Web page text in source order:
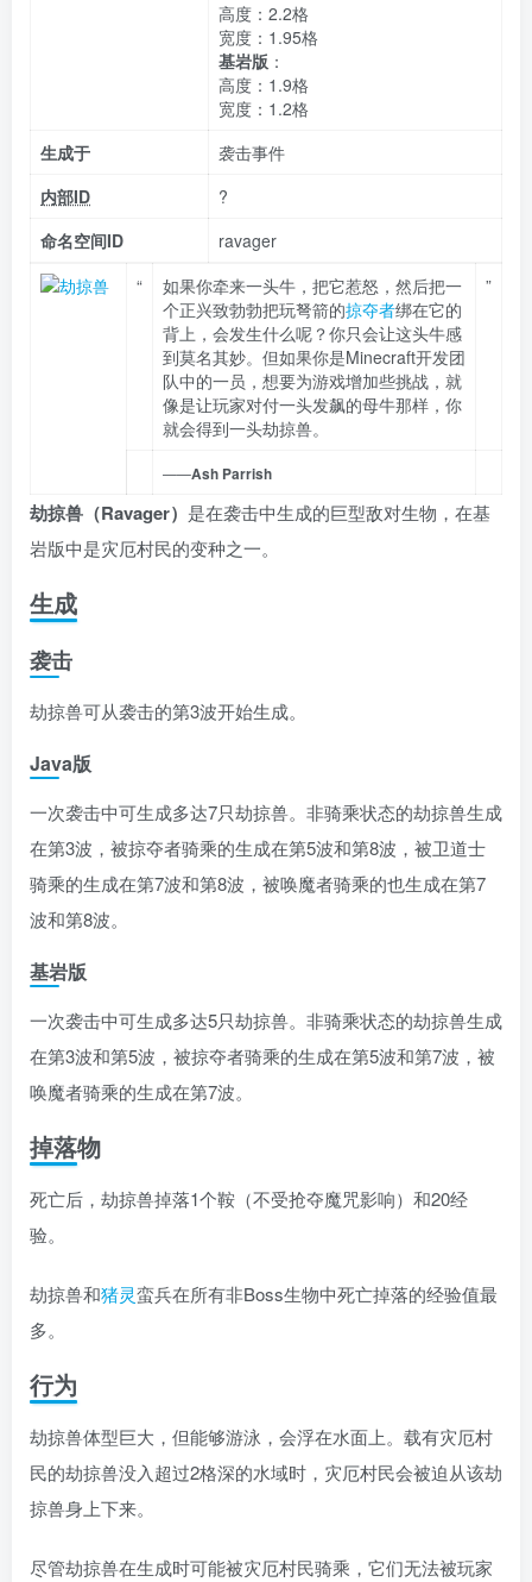
高度：2.2格
宽度：1.95格
基岩版 ：
高度：1.9格
宽度：1.2格
生成于
袭击事件
内部ID
?
命名空间ID
ravager
“
如果你牵来一头牛，把它惹怒，然后把一
个正兴致勃勃把玩弩箭的掠夺者绑在它的
背上，会发生什么呢？你只会让这头牛感
到莫名其妙。但如果你是Minecraft开发团
队中的一员，想要为游戏增加些挑战，就
像是让玩家对付一头发飙的母牛那样，你
就会得到一头劫掠兽。
”
——Ash Parrish
劫掠兽（Ravager） 是在袭击中生成的巨型敌对生物，在基
岩版中是灾厄村民的变种之一。
生成
袭击
劫掠兽可从袭击的第3波开始生成。
Java版
一次袭击中可生成多达7只劫掠兽。非骑乘状态的劫掠兽生成
在第3波，被掠夺者骑乘的生成在第5波和第8波，被卫道士
骑乘的生成在第7波和第8波，被唤魔者骑乘的也生成在第7
波和第8波。
基岩版
一次袭击中可生成多达5只劫掠兽。非骑乘状态的劫掠兽生成
在第3波和第5波，被掠夺者骑乘的生成在第5波和第7波，被
唤魔者骑乘的生成在第7波。
掉落物
死亡后，劫掠兽掉落1个鞍 （不受抢夺魔咒影响）和20经
验。
劫掠兽和猪灵蛮兵在所有非Boss生物中死亡掉落的经验值最
多。
行为
劫掠兽体型巨大，但能够游泳，会浮在水面上。载有灾厄村
民的劫掠兽没入超过2格深的水域时，灾厄村民会被迫从该劫
掠兽身上下来。
尽管劫掠兽在生成时可能被灾厄村民骑乘，它们无法被玩家